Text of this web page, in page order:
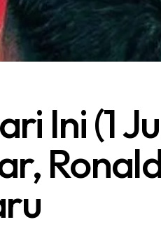
Ini (1